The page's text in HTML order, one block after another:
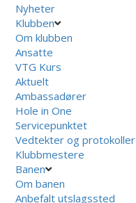
Nyheter
Klubben
Om klubben
Ansatte
VTG Kurs
Aktuelt
Ambassadører
Hole in One
Servicepunktet
Vedtekter og protokoller
Klubbmestere
Banen
Om banen
Anbefalt utslagssted